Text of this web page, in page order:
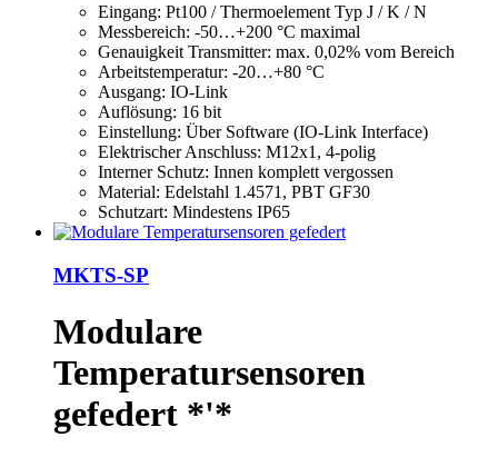
Eingang: Pt100 / Thermoelement Typ J / K / N
Messbereich: -50…+200 °C maximal
Genauigkeit Transmitter: max. 0,02% vom Bereich
Arbeitstemperatur: -20…+80 °C
Ausgang: IO-Link
Auflösung: 16 bit
Einstellung: Über Software (IO-Link Interface)
Elektrischer Anschluss: M12x1, 4-polig
Interner Schutz: Innen komplett vergossen
Material: Edelstahl 1.4571, PBT GF30
Schutzart: Mindestens IP65
MKTS-SP
Modulare
Temperatursensoren
gefedert *'*